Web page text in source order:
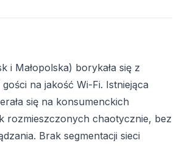
i Małopolska) borykała się z
gości na jakość Wi-Fi. Istniejąca
się na konsumenckich
rozmieszczonych chaotycznie, bez
Brak segmentacji sieci